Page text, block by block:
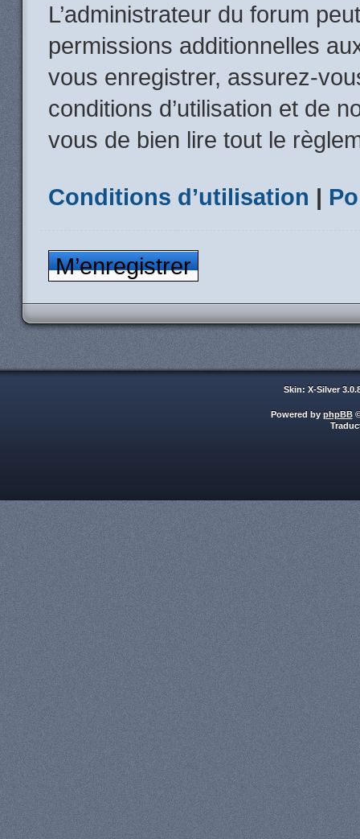
L’administrateur du forum
permissions additionnelles
vous enregistrer, assurez-
conditions d’utilisation et de
vous de bien lire tout le
Conditions d’utilisation |
M’enregistrer
Skin: X-Silver
Powered by phpBB©